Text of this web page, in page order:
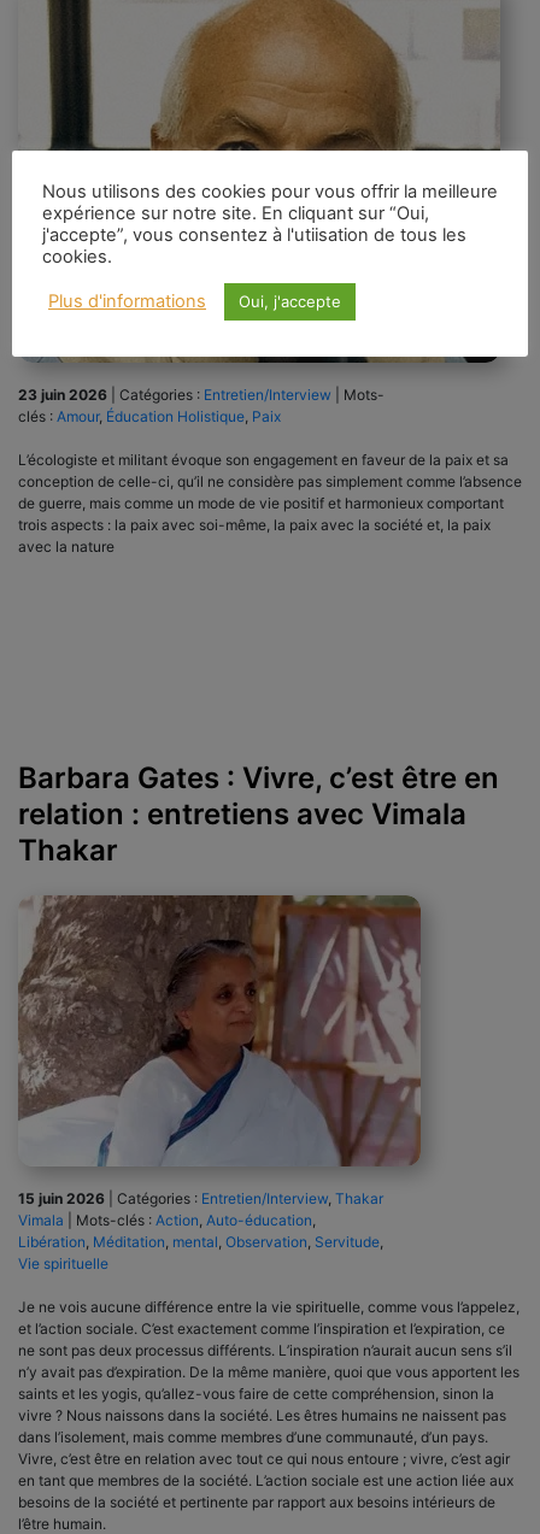
23 juin 2026 Catégories : Entretien/Interview
Mots-
clés : Amour, Éducation Holistique Paix
L’écologiste et militant évoque son engagement en faveur de la paix et sa
conception de celle-ci, qu’il ne considère pas simplement comme l’absence
de guerre, mais comme un mode de vie positif et harmonieux comportant
trois aspects : la paix avec soi-même, la paix avec la société et, la paix
avec la nature
Barbara Gates : Vivre, c’est être en
relation : entretiens avec Vimala
Thakar
15 juin 2026 Catégories : Entretien/Interview Thakar
Vimala
Mots-clés : Action Auto-éducation
Libération Méditation mental Observation Servitude
Vie spirituelle
Je ne vois aucune différence entre la vie spirituelle, comme vous l’appelez,
et l’action sociale. C’est exactement comme l’inspiration et l’expiration, ce
ne sont pas deux processus différents. L’inspiration n’aurait aucun sens s’il
n’y avait pas d’expiration. De la même manière, quoi que vous apportent les
saints et les yogis, qu’allez-vous faire de cette compréhension, sinon la
vivre ? Nous naissons dans la société. Les êtres humains ne naissent pas
dans l’isolement, mais comme membres d’une communauté, d’un pays.
Vivre, c’est être en relation avec tout ce qui nous entoure ; vivre, c’est agir
en tant que membres de la société. L’action sociale est une action liée aux
besoins de la société et pertinente par rapport aux besoins intérieurs de
l’être humain.
Nous utilisons des cookies pour vous offrir la meilleure
expérience sur notre site. En cliquant sur “Oui,
j'accepte”, vous consentez à l'utiisation de tous les
cookies.
Plus d'informations Oui, j'accepte